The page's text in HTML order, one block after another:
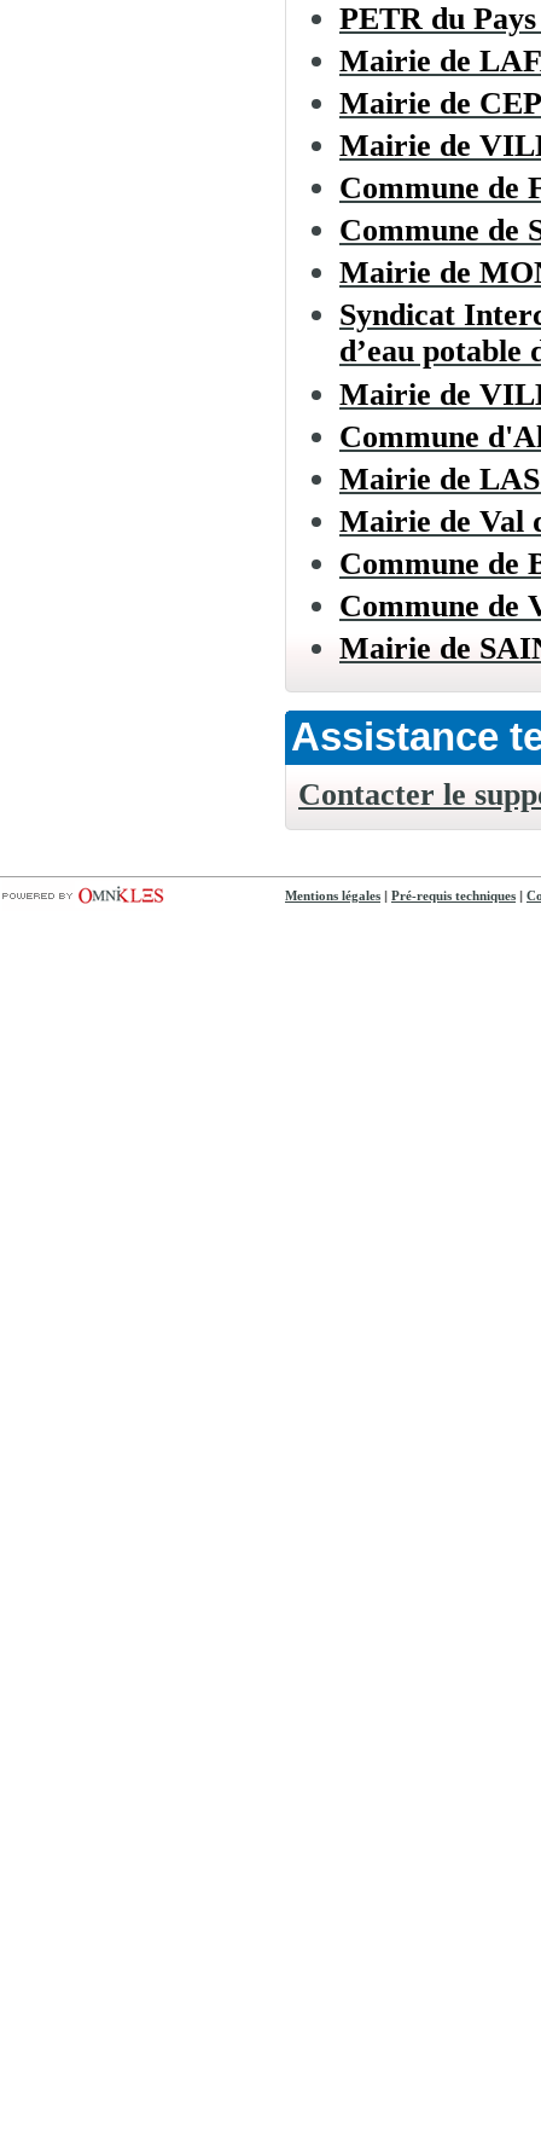
PETR du
Mairie de
Mairie de
Mairie de
Commune de
Commune de
Mairie de
Syndicat
d’eau potable
Mairie de
Commune
Mairie de
Mairie de Val
Commune de
Commune de
Mairie de
Assistance
Contacter le
Mentions légales Pré-requis techniques